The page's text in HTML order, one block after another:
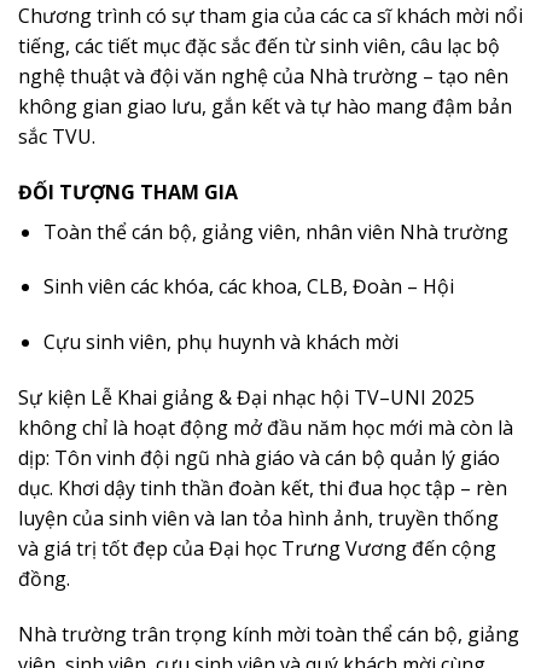
Chương trình có sự tham gia của các ca sĩ khách mời nổi
tiếng, các tiết mục đặc sắc đến từ sinh viên, câu lạc bộ
nghệ thuật và đội văn nghệ của Nhà trường – tạo nên
không gian giao lưu, gắn kết và tự hào mang đậm bản
sắc TVU.
ĐỐI TƯỢNG THAM GIA
Toàn thể cán bộ, giảng viên, nhân viên Nhà trường
Sinh viên các khóa, các khoa, CLB, Đoàn – Hội
Cựu sinh viên, phụ huynh và khách mời
Sự kiện Lễ Khai giảng & Đại nhạc hội TV–UNI 2025
không chỉ là hoạt động mở đầu năm học mới mà còn là
dịp: Tôn vinh đội ngũ nhà giáo và cán bộ quản lý giáo
dục. Khơi dậy tinh thần đoàn kết, thi đua học tập – rèn
luyện của sinh viên và lan tỏa hình ảnh, truyền thống
và giá trị tốt đẹp của Đại học Trưng Vương đến cộng
đồng.
Nhà trường trân trọng kính mời toàn thể cán bộ, giảng